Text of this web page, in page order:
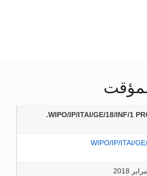
WIPO/IP/ITAI/GE/18/INF/1
WIPO/IP/ITAI/